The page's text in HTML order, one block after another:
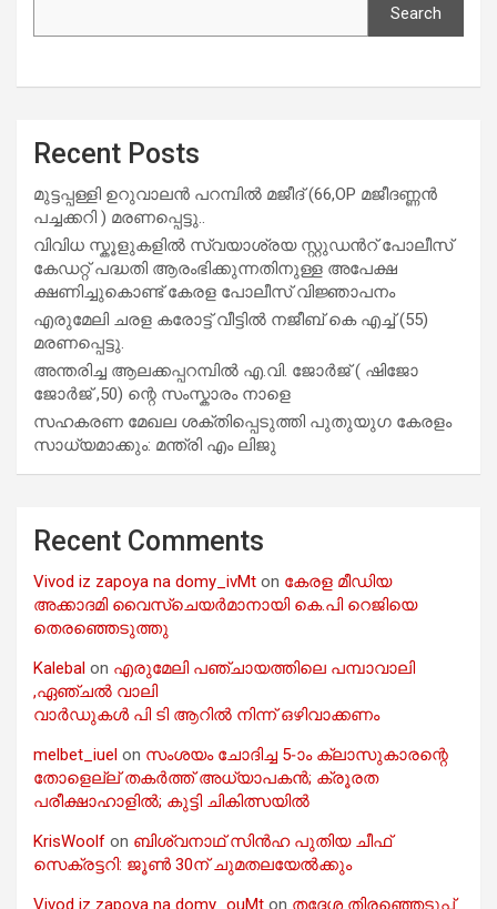
Search
Recent Posts
മുട്ടപ്പള്ളി ഉറുവാലൻ പറമ്പിൽ മജീദ് (66,OP മജീദണ്ണൻ
പച്ചക്കറി ) മരണപ്പെട്ടു..
വിവിധ സ്കൂളുകളില്‍ സ്വയാശ്രയ സ്റ്റുഡന്‍റ് പോലീസ്
കേഡറ്റ് പദ്ധതി ആരംഭിക്കുന്നതിനുള്ള അപേക്ഷ
ക്ഷണിച്ചുകൊണ്ട് കേരള പോലീസ് വിജ്ഞാപനം
എരുമേലി ചരള കരോട്ട് വീട്ടിൽ നജീബ് കെ എച്ച് (55)
മരണപ്പെട്ടു.
അന്തരിച്ച ആ​ല​ക്ക​പ്പ​റമ്പിൽ​ എ.​വി. ജോ​ർ​ജ് ( ഷിജോ
ജോർജ് ,50) ന്റെ സംസ്കാരം നാളെ
സഹകരണ മേഖല ശക്തിപ്പെടുത്തി പുതുയുഗ കേരളം
സാധ്യമാക്കും: മന്ത്രി എം ലിജു
Recent Comments
Vivod iz zapoya na domy_ivMt on കേരള മീഡിയ
അക്കാദമി വൈസ്ചെയർമാനായി കെ.പി റെജിയെ
തെരഞ്ഞെടുത്തു
Kalebal on എരുമേലി പഞ്ചായത്തിലെ പമ്പാവാലി
,ഏഞ്ചൽ വാലി
വാർഡുകൾ പി ടി ആറിൽ നിന്ന് ഒഴിവാക്കണം
melbet_iuel on സംശയം ചോദിച്ച 5-ാം ക്ലാസുകാരന്റെ
തോളെല്ല് തകർത്ത് അധ്യാപകൻ; ക്രൂരത
പരീക്ഷാഹാളിൽ; കുട്ടി ചികിത്സയിൽ
KrisWoolf on ബിശ്വനാഥ് സിൻഹ പുതിയ ചീഫ്
സെക്രട്ടറി: ജൂൺ 30ന് ചുമതലയേൽക്കും
Vivod iz zapoya na domy_ouMt on തദ്ദേശ തിരഞ്ഞെടുപ്പ്